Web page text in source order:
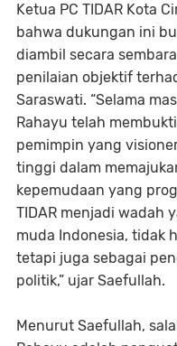
Ketua PC TIDAR Kota
bahwa dukungan ini
diambil secara
penilaian objektif
Saraswati. “Selama
Rahayu telah
pemimpin yang
tinggi dalam
kepemudaan yang
TIDAR menjadi wadah
muda Indonesia, tidak
tetapi juga sebagai
politik,” ujar Saefullah.
Menurut Saefullah,